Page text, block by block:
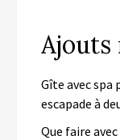
Ajouts
Gîte avec spa
escapade à
Que faire